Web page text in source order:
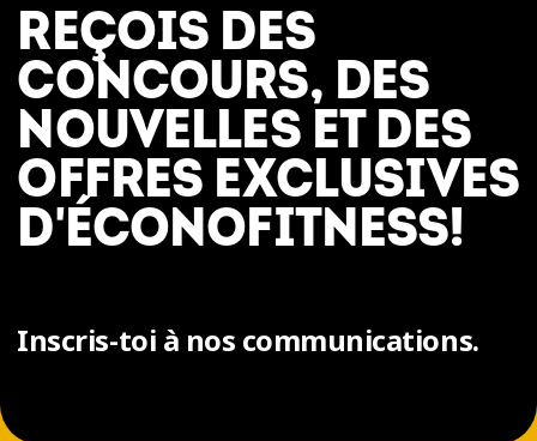
REÇOIS DES
CONCOURS, DES
NOUVELLES ET DES
OFFRES EXCLUSIVES
D'ÉCONOFITNESS!
Inscris-toi à nos communications.